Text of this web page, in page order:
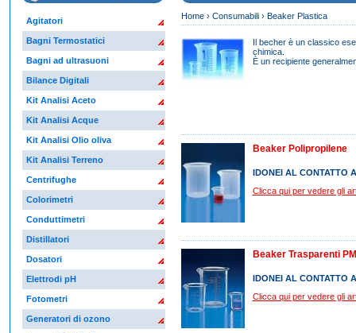
Agitatori
Bagni Termostatici
Bagni ad ultrasuoni
Bilance Digitali
Kit Analisi Aceto
Kit Analisi Acque
Kit Analisi Olio oliva
Kit Analisi Terreno
Centrifughe
Colorimetri
Conduttimetri
Distillatori
Dosatori
Elettrodi pH
Fotometri
Generatori di ozono
Home› Consumabili› Beaker Plastica
Il becher è un classico
chimica.
È un recipiente
Beaker Polipropilene
IDONEI AL CONTATTO
Clicca qui per vedere gli
Beaker Trasparenti
IDONEI AL CONTATTO
Clicca qui per vedere gli